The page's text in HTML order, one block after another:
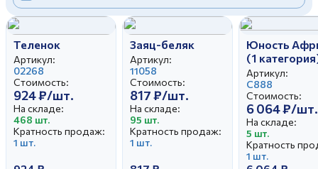
Теленок
Артикул:
02268
Стоимость:
924 ₽/шт.
На складе:
468 шт.
Кратность продаж:
1 шт.
Заяц-беляк
Артикул:
11058
Стоимость:
817 ₽/шт.
На складе:
95 шт.
Кратность продаж:
1 шт.
Юность
(1
Артикул:
С888
Стоимость:
6 064 ₽/шт.
На складе:
5 шт.
Кратность
1 шт.